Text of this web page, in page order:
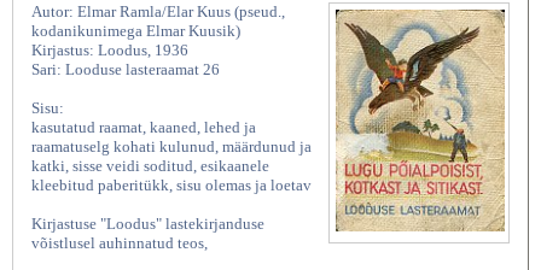
Autor: Elmar Ramla/Elar Kuus (pseud.,
kodanikunimega Elmar Kuusik)
Kirjastus: Loodus, 1936
Sari: Looduse lasteraamat 26
Sisu:
kasutatud raamat, kaaned, lehed ja
raamatuselg kohati kulunud, määrdunud ja
katki, sisse veidi soditud, esikaanele
kleebitud paberitükk, sisu olemas ja loetav
Kirjastuse "Loodus" lastekirjanduse
võistlusel auhinnatud teos,